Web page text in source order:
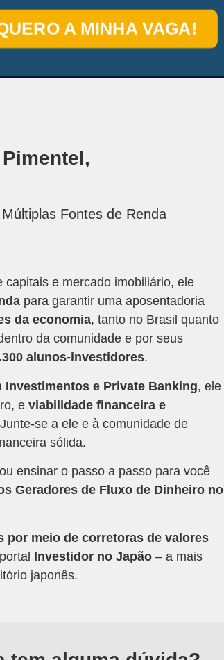
A MINHA VAGA!
Fontes de Renda
capitais e mercado imobiliário, ele
para garantir uma aposentadoria
da economia, tanto no Brasil quanto
da comunidade e por seus
alunos-investidores.
Investimentos e Private Banking, ele
e viabilidade financeira e
se a ele e à comunidade de
sólida.
ensinar o passo a passo para você
Geradores de Fluxo de Dinheiro no
por meio de corretoras de valores
Investidor no Japão – a mais
japonês.